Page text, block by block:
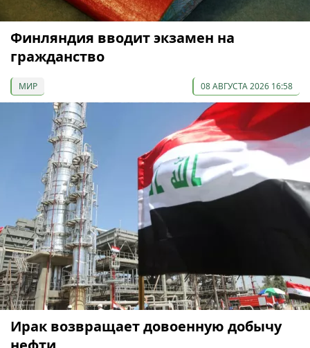
Финляндия вводит экзамен на
гражданство
МИР 08 АВГУСТА 2026 16:58
Ирак возвращает довоенную добычу